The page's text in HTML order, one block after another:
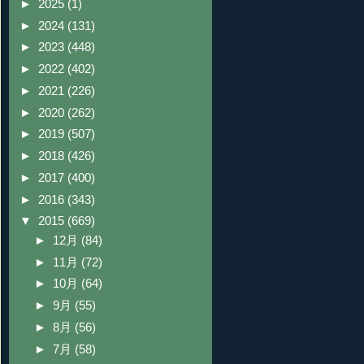
► 2025 (1)
► 2024 (131)
► 2023 (448)
► 2022 (402)
► 2021 (226)
► 2020 (262)
► 2019 (507)
► 2018 (426)
► 2017 (400)
► 2016 (343)
▼ 2015 (669)
► 12月 (84)
► 11月 (72)
► 10月 (64)
► 9月 (55)
► 8月 (56)
► 7月 (58)